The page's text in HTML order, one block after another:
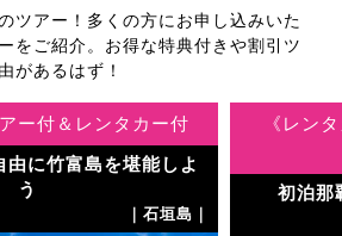
ツアー！多くの方にお申し込みいた
をご紹介。お得な特典付きや割引ツ
があるはず！
ー付＆レンタカー付
に竹富島を堪能しよ
う
｜石垣島｜
《レン
初泊那